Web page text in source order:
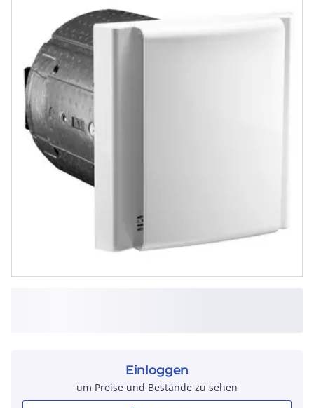
Einloggen
um Preise und Bestände zu sehen